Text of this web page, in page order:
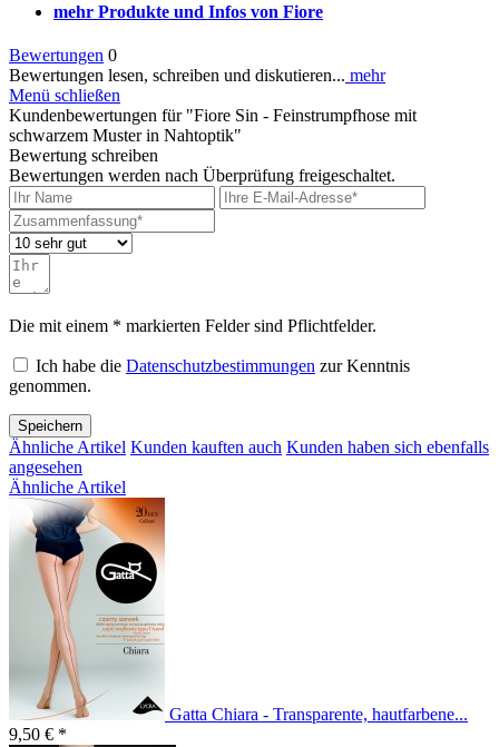
mehr Produkte und Infos von Fiore
Bewertungen 0
Bewertungen lesen, schreiben und diskutieren... mehr
Menü schließen
Kundenbewertungen für "Fiore Sin - Feinstrumpfhose mit
schwarzem Muster in Nahtoptik"
Bewertung schreiben
Bewertungen werden nach Überprüfung freigeschaltet.
Die mit einem * markierten Felder sind Pflichtfelder.
Ich habe die Datenschutzbestimmungen zur Kenntnis
genommen.
Speichern
Ähnliche Artikel Kunden kauften auch Kunden haben sich ebenfalls
angesehen
Ähnliche Artikel
Gatta Chiara - Transparente, hautfarbene...
9,50 € *